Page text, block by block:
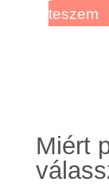
teszem
Miért